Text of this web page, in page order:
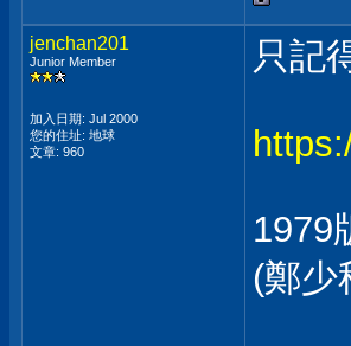
jenchan201
Junior Member
加入日期: Jul 2000
您的住址: 地球
文章: 960
只記
1979
(鄭少